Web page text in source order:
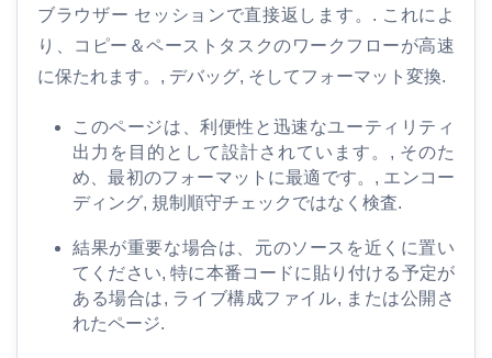
もブラウザー セッションで直接返します。. これによ
り、コピー＆ペーストタスクのワークフローが高速
に保たれます。, デバッグ, そしてフォーマット変換.
このページは、利便性と迅速なユーティリティ
出力を目的として設計されています。, そのた
め、最初のフォーマットに最適です。, エンコー
ディング, 規制順守チェックではなく検査.
結果が重要な場合は、元のソースを近くに置い
てください, 特に本番コードに貼り付ける予定が
ある場合は, ライブ構成ファイル, または公開さ
れたページ.